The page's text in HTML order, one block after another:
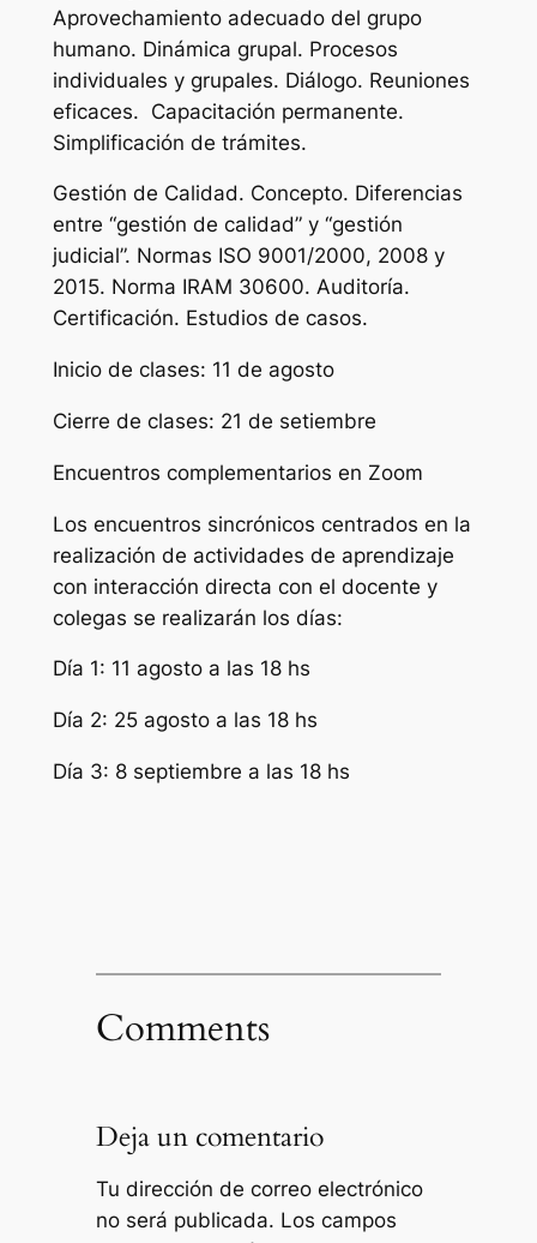
Aprovechamiento adecuado del grupo
humano. Dinámica grupal. Procesos
individuales y grupales. Diálogo. Reuniones
eficaces. Capacitación permanente.
Simplificación de trámites.
Gestión de Calidad. Concepto. Diferencias
entre “gestión de calidad” y “gestión
judicial”. Normas ISO 9001/2000, 2008 y
2015. Norma IRAM 30600. Auditoría.
Certificación. Estudios de casos.
Inicio de clases: 11 de agosto
Cierre de clases: 21 de setiembre
Encuentros complementarios en Zoom
Los encuentros sincrónicos centrados en la
realización de actividades de aprendizaje
con interacción directa con el docente y
colegas se realizarán los días:
Día 1: 11 agosto a las 18 hs
Día 2: 25 agosto a las 18 hs
Día 3: 8 septiembre a las 18 hs
Comments
Deja un comentario
Tu dirección de correo electrónico
no será publicada. Los campos